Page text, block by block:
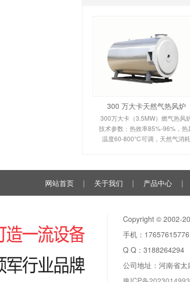
300 万大卡天然气热风炉
300万大卡（3.5MW）燃气热风
技术参数：热效率85%-96%，热
温度60-800℃可调，天然气消耗
换热原理、间接换热技术及
网站首页 | 关于我们 | 产品中心 |
Copyright © 2002-
手机：
Q Q： 3188264294
公司地址：河南省太